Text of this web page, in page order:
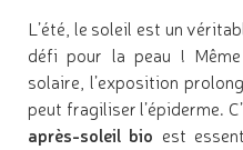
L’été, le soleil est un
défi pour la peau !
solaire, l’exposition
peut fragiliser l’épiderme.
après-soleil bio est